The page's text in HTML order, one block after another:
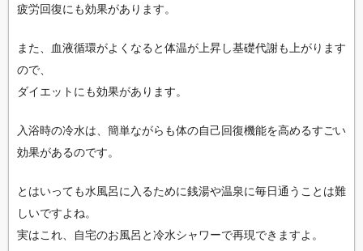
疲労回復にも効果があります。
また、血液循環がよくなると体温が上昇し基礎代謝も上がります
ので、
ダイエットにも効果があります。
入浴時の冷水は、簡単ながらも体の自己回復機能を高めるすごい
効果があるのです。
とはいっても水風呂に入るために銭湯や温泉に毎日通うことは難
しいですよね。
実はこれ、自宅のお風呂と冷水シャワーで再現できますよ。